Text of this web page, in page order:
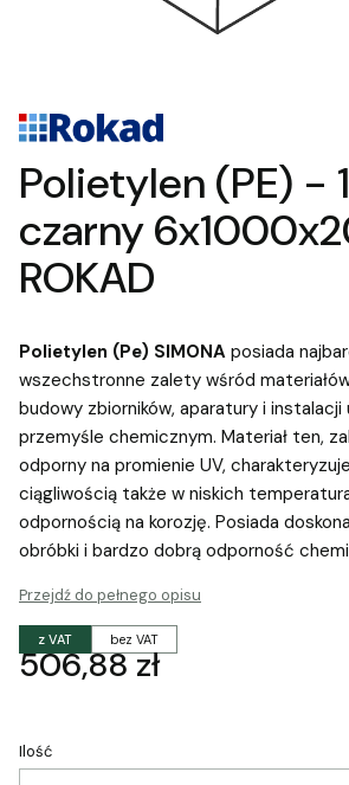
Polietylen (PE) -
czarny
ROKAD
Polietylen (Pe) SIMONA posiada
wszechstronne zalety wśród
budowy zbiorników, aparatury i instalacji
przemyśle chemicznym. Materiał ten,
odporny na promienie UV,
ciągliwością także w niskich
odpornością na korozję. Posiada
obróbki i bardzo dobrą odporność
Przejdź do pełnego opisu
z VAT bez VAT
Cena
506,88 zł
Ilość